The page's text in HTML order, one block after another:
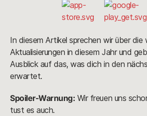
In diesem Artikel sprechen wir über die
Aktualisierungen in diesem Jahr und
Ausblick auf das, was dich in den
erwartet.
Spoiler-Warnung: Wir freuen uns
tust es auch.